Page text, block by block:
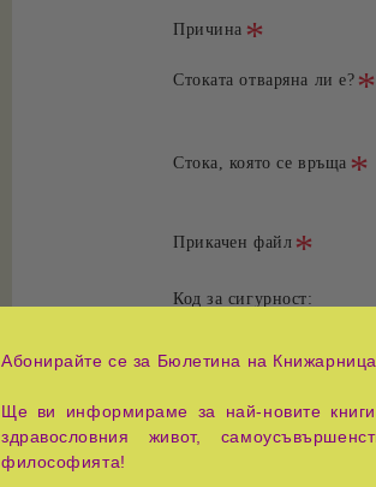
Причина
Стоката отваряна ли е?
Стока, която се връща
Прикачен файл
Код за сигурност:
Абонирайте се за Бюлетина на
Ще ви информираме за най-новите
здравословния живот,
философията!